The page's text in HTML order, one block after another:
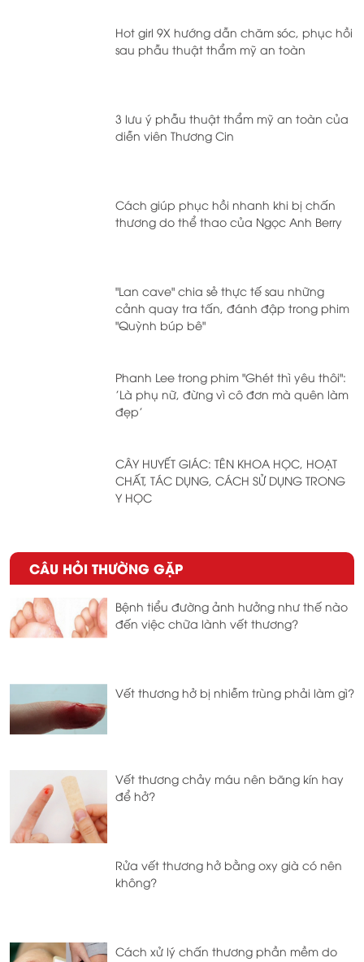
Hot girl 9X hướng dẫn chăm sóc, phục hồi
sau phẫu thuật thẩm mỹ an toàn
3 lưu ý phẫu thuật thẩm mỹ an toàn của
diễn viên Thương Cin
Cách giúp phục hồi nhanh khi bị chấn
thương do thể thao của Ngọc Anh Berry
"Lan cave" chia sẻ thực tế sau những
cảnh quay tra tấn, đánh đập trong phim
"Quỳnh búp bê"
Phanh Lee trong phim "Ghét thì yêu thôi":
'Là phụ nữ, đừng vì cô đơn mà quên làm
đẹp'
CÂY HUYẾT GIÁC: TÊN KHOA HỌC, HOẠT
CHẤT, TÁC DỤNG, CÁCH SỬ DỤNG TRONG
Y HỌC
CÂU HỎI THƯỜNG GẶP
Bệnh tiểu đường ảnh hưởng như thế nào
đến việc chữa lành vết thương?
Vết thương hở bị nhiễm trùng phải làm gì?
Vết thương chảy máu nên băng kín hay
để hở?
Rửa vết thương hở bằng oxy già có nên
không?
Cách xử lý chấn thương phần mềm do